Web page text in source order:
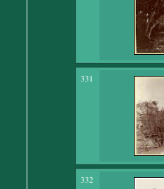
331
332